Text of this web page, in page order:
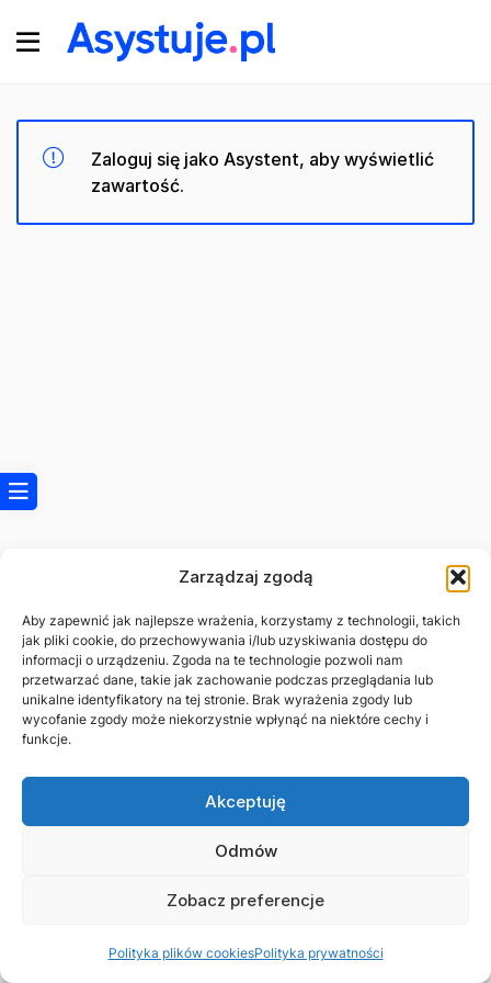
Zarządzaj zgodą
Aby zapewnić jak najlepsze wrażenia, korzystamy z technologii, takich
jak pliki cookie, do przechowywania i/lub uzyskiwania dostępu do
informacji o urządzeniu. Zgoda na te technologie pozwoli nam
przetwarzać dane, takie jak zachowanie podczas przeglądania lub
unikalne identyfikatory na tej stronie. Brak wyrażenia zgody lub
wycofanie zgody może niekorzystnie wpłynąć na niektóre cechy i
funkcje.
Akceptuję
Odmów
Zobacz preferencje
Polityka plików cookiesPolityka prywatności
Zaloguj się jako Asystent, aby wyświetlić
zawartość.